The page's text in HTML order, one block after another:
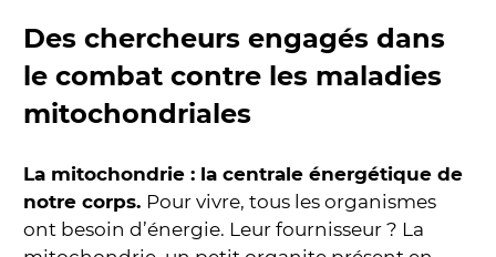
Des chercheurs engagés dans
le combat contre les maladies
mitochondriales
La mitochondrie : la centrale énergétique de
notre corps. Pour vivre, tous les organismes
ont besoin d’énergie. Leur fournisseur ? La